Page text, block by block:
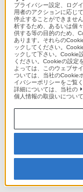
プライバシー設定、ログ
用者のアクションに応じ
停止することができませ
析するため、あるいは個
供する等の目的のため、
あります。それらの
ックしてください。
ックして下さい。Cookie
ください。Cookieの設定
よっては、このウェブサ
ついては、当社のCookie
イバシーポリシーをご覧く
詳細については、当社の
個人情報の取扱いについ